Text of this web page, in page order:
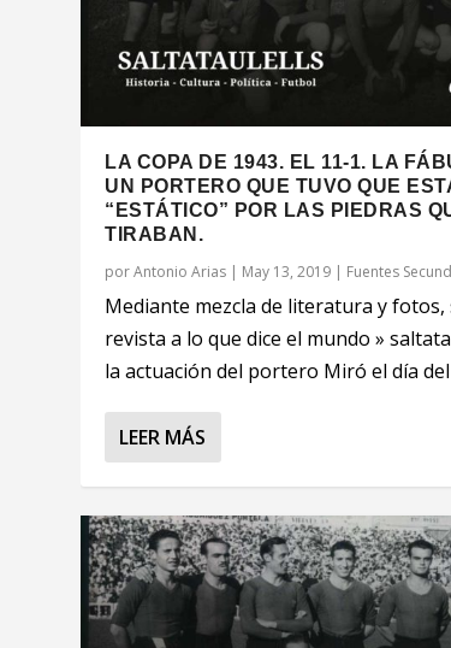
LA COPA DE 1943. EL 11-1. LA
UN PORTERO QUE TUVO QUE
“ESTÁTICO” POR LAS PIEDRAS
TIRABAN.
porAntonio Arias | May 13, 2019 | Fuentes
Mediante mezcla de literatura y fotos,
revista a lo que dice el mundo »
la actuación del portero Miró el día del
LEER MÁS